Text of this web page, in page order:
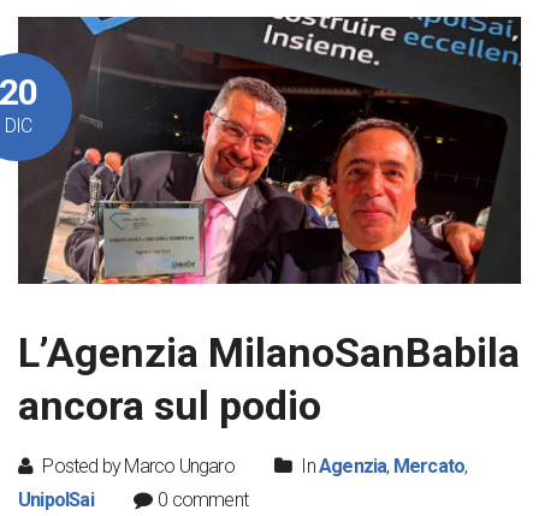
DIC
L’Agenzia MilanoSanBabila
ancora sul podio
Posted by Marco Ungaro InAgenzia, Mercato,
UnipolSai
0 comment